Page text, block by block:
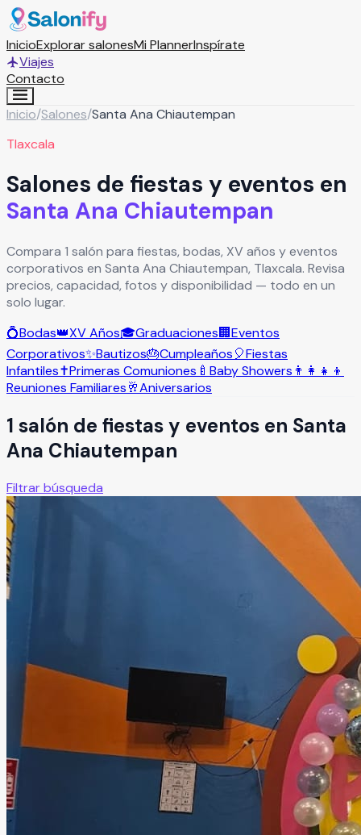
InicioExplorar salonesMi PlannerInspírate
Viajes
Contacto
Inicio/Salones/Santa Ana Chiautempan
Tlaxcala
Salones de fiestas y eventos en
Santa Ana Chiautempan
Compara 1 salón para fiestas, bodas, XV años y eventos
corporativos en Santa Ana Chiautempan, Tlaxcala. Revisa
precios, capacidad, fotos y disponibilidad — todo en un
solo lugar.
💍Bodas👑XV Años🎓Graduaciones🏢Eventos
Corporativos✨Bautizos🎂Cumpleaños🎈Fiestas
Infantiles✝️Primeras Comuniones 🍼 Baby Showers 👨‍👩‍👧‍👦
Reuniones Familiares🥂Aniversarios
1 salón de fiestas y eventos en Santa
Ana Chiautempan
Filtrar búsqueda